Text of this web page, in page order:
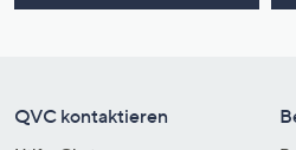
QVC kontaktieren